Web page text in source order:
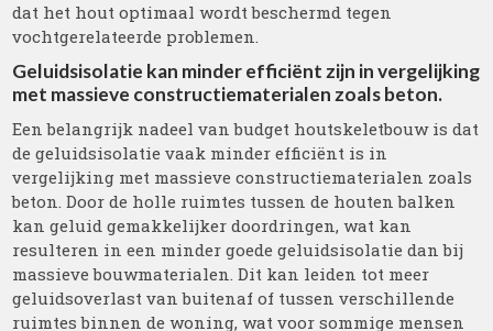
dat het hout optimaal wordt beschermd tegen
vochtgerelateerde problemen.
Geluidsisolatie kan minder efficiënt zijn in vergelijking
met massieve constructiematerialen zoals beton.
Een belangrijk nadeel van budget houtskeletbouw is dat
de geluidsisolatie vaak minder efficiënt is in
vergelijking met massieve constructiematerialen zoals
beton. Door de holle ruimtes tussen de houten balken
kan geluid gemakkelijker doordringen, wat kan
resulteren in een minder goede geluidsisolatie dan bij
massieve bouwmaterialen. Dit kan leiden tot meer
geluidsoverlast van buitenaf of tussen verschillende
ruimtes binnen de woning, wat voor sommige mensen